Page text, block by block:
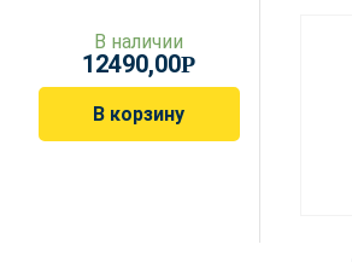
В наличии
12490,00Р
В корзину